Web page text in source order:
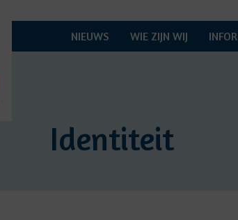
NIEUWS WIE ZIJN WIJ
Identiteit